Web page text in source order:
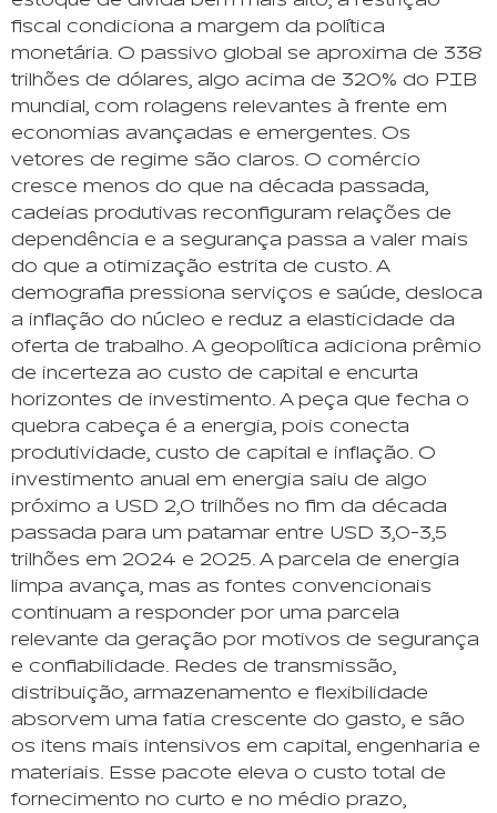
fiscal condiciona a margem da política
monetária. O passivo global se aproxima de 338
trilhões de dólares, algo acima de 320% do PIB
mundial, com rolagens relevantes à frente em
economias avançadas e emergentes. Os
vetores de regime são claros. O comércio
cresce menos do que na década passada,
cadeias produtivas reconfiguram relações de
dependência e a segurança passa a valer mais
do que a otimização estrita de custo. A
demografia pressiona serviços e saúde, desloca
a inflação do núcleo e reduz a elasticidade da
oferta de trabalho. A geopolítica adiciona prêmio
de incerteza ao custo de capital e encurta
horizontes de investimento. A peça que fecha o
quebra cabeça é a energia, pois conecta
produtividade, custo de capital e inflação. O
investimento anual em energia saiu de algo
próximo a USD 2,0 trilhões no fim da década
passada para um patamar entre USD 3,0-3,5
trilhões em 2024 e 2025. A parcela de energia
limpa avança, mas as fontes convencionais
continuam a responder por uma parcela
relevante da geração por motivos de segurança
e confiabilidade. Redes de transmissão,
distribuição, armazenamento e flexibilidade
absorvem uma fatia crescente do gasto, e são
os itens mais intensivos em capital, engenharia e
materiais. Esse pacote eleva o custo total de
fornecimento no curto e no médio prazo,